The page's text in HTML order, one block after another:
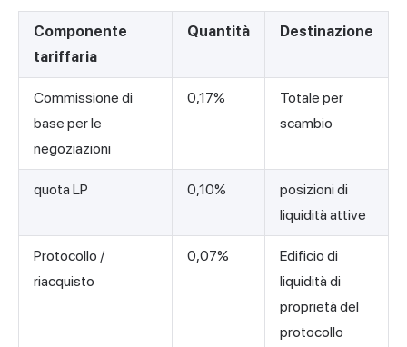
Componente
tariffaria
Quantità Destinazione
Commissione di
base per le
negoziazioni
0,17%
Totale per
scambio
quota LP 0,10%
posizioni di
liquidità attive
Protocollo /
riacquisto
0,07%
Edificio di
liquidità di
proprietà del
protocollo